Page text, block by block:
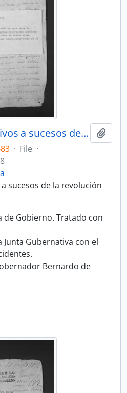
Documentos relativos a sucesos de la revolución de 1811.
· File ·
sucesos de la revolución
de Gobierno. Tratado con
Junta Gubernativa con el
Bernardo de